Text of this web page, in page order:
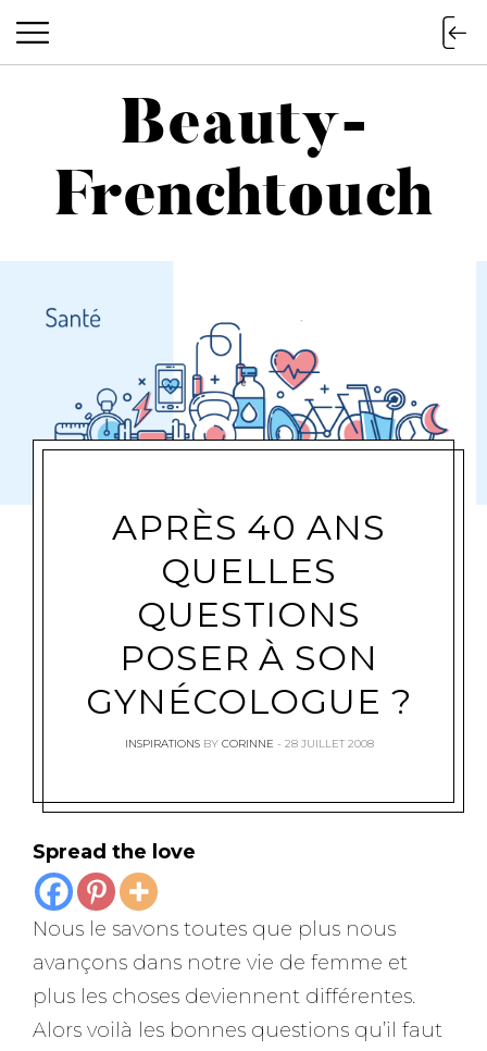
Beauty-Frenchtouch
Beauty-
Frenchtouch
APRÈS 40 ANS
QUELLES
QUESTIONS
POSER À SON
GYNÉCOLOGUE ?
INSPIRATIONS BY CORINNE 28 JUILLET 2008
Spread the love
Nous le savons toutes que plus nous
avançons dans notre vie de femme et
plus les choses deviennent différentes.
Alors voilà les bonnes questions qu’il faut